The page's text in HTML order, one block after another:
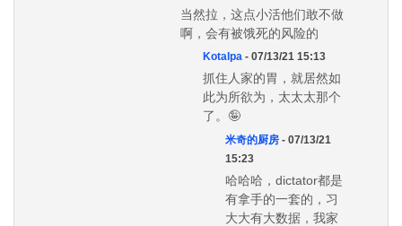
当然拉，这点小活他们敢不做
啊，会有被饿死的风险的
Kotalpa - 07/13/21 15:13
抓住人家的胃，就居然如
此为所欲为，太太太那个
了。🤪
米奇的厨房 - 07/13/21
15:23
哈哈哈，dictator都是
有拿手的一套的，习
大大有大数据，我家